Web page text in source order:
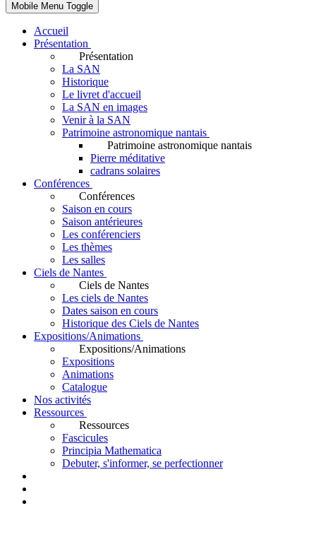
Mobile Menu Toggle
Accueil
Présentation
Présentation
La SAN
Historique
Le livret d'accueil
La SAN en images
Venir à la SAN
Patrimoine astronomique nantais
Patrimoine astronomique nantais
Pierre méditative
cadrans solaires
Conférences
Conférences
Saison en cours
Saison antérieures
Les conférenciers
Les thèmes
Les salles
Ciels de Nantes
Ciels de Nantes
Les ciels de Nantes
Dates saison en cours
Historique des Ciels de Nantes
Expositions/Animations
Expositions/Animations
Expositions
Animations
Catalogue
Nos activités
Ressources
Ressources
Fascicules
Principia Mathematica
Debuter, s'informer, se perfectionner